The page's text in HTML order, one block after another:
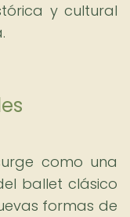
y cultural
como una
ballet clásico
formas de